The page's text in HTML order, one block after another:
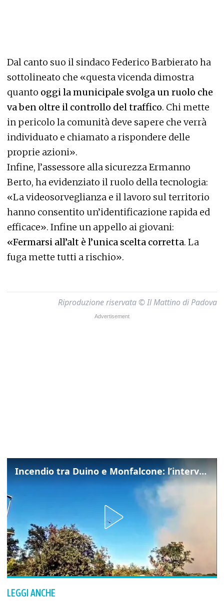
Dal canto suo il sindaco Federico Barbierato ha
sottolineato che «questa vicenda dimostra
quanto oggi la municipale svolga un ruolo che
va ben oltre il controllo del traffico. Chi mette
in pericolo la comunità deve sapere che verrà
individuato e chiamato a rispondere delle
proprie azioni».
Infine, l’assessore alla sicurezza Ermanno
Berto, ha evidenziato il ruolo della tecnologia:
«La videosorveglianza e il lavoro sul territorio
hanno consentito un’identificazione rapida ed
efficace». Infine un appello ai giovani:
«Fermarsi all’alt è l’unica scelta corretta. La
fuga mette tutti a rischio».
Riproduzione riservata © Il Mattino di Padova
Incendio tra Duino e Monfalcone: l’intervento dei vigili del fuoco
LEGGI ANCHE